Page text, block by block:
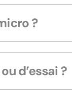
?
d’essai ?